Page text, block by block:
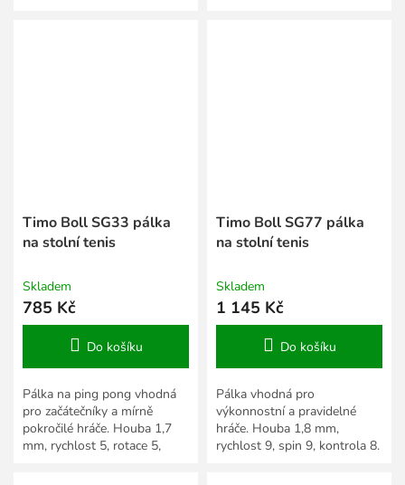
Timo Boll SG33 pálka
na stolní tenis
Skladem
785 Kč
Do košíku
Pálka na ping pong vhodná
pro začátečníky a mírně
pokročilé hráče. Houba 1,7
mm, rychlost 5, rotace 5,
Timo Boll SG77 pálka
na stolní tenis
Skladem
1 145 Kč
Do košíku
Pálka vhodná pro
výkonnostní a pravidelné
hráče. Houba 1,8 mm,
rychlost 9, spin 9, kontrola 8.